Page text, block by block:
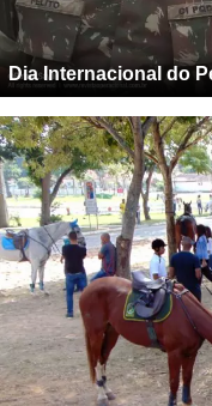
Dia Internacional do